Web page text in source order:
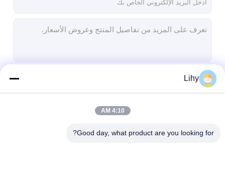
Lihy
4:10 AM
Good day, what product are you looking for?